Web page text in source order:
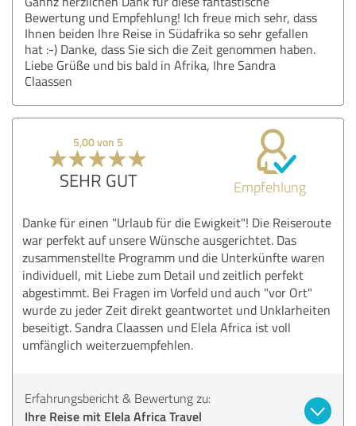
Bewertung und Empfehlung! Ich freue mich sehr, dass
Ihnen beiden Ihre Reise in Südafrika so sehr gefallen
hat :-) Danke, dass Sie sich die Zeit genommen haben.
Liebe Grüße und bis bald in Afrika, Ihre Sandra
Claassen
5,00 von 5
SEHR GUT Empfehlung
Danke für einen "Urlaub für die Ewigkeit"! Die Reiseroute
war perfekt auf unsere Wünsche ausgerichtet. Das
zusammenstellte Programm und die Unterkünfte waren
individuell, mit Liebe zum Detail und zeitlich perfekt
abgestimmt. Bei Fragen im Vorfeld und auch "vor Ort"
wurde zu jeder Zeit direkt geantwortet und Unklarheiten
beseitigt. Sandra Claassen und Elela Africa ist voll
umfänglich weiterzuempfehlen.
Erfahrungsbericht & Bewertung zu:
Ihre Reise mit Elela Africa Travel